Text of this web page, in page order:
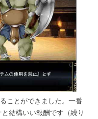
ことができました。一番
結構いい報酬です（繰り